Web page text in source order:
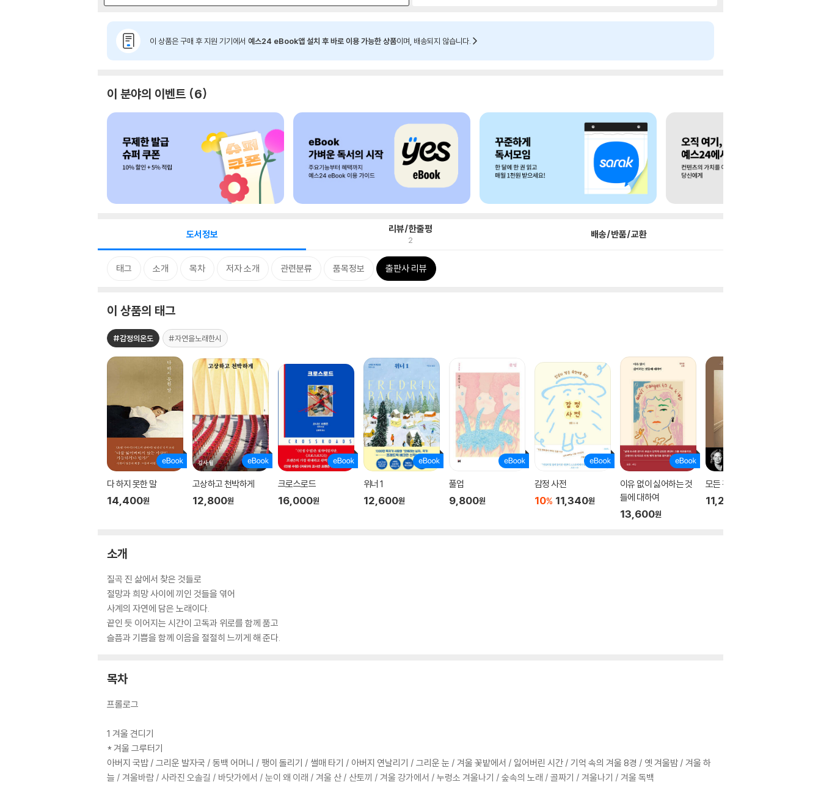
이 상품은 구매 후 지원 기기에서 예스24 eBook앱 설치 후 바로 이용 가능한 상품이며, 배송되지 않습니다.
이 분야의 이벤트 6
도서정보 리뷰/한줄평
2 배송/반품/교환
태그 소개 목차 저자 소개 관련분류 품목정보 출판사 리뷰
이 상품의 태그
#감정의온도 #자연을노래한시
다 하지 못한 말
14,400원
고상하고 천박하게
12,800원
크로스로드
16,000원
위너 1
12,600원
풀업
9,800원
감정 사전
10% 11,340원
이유 없이 싫어하는 것
들에 대하여
13,600원
모든 것을 본 남자
11,200
소개
질곡 진 삶에서 찾은 것들로
절망과 희망 사이에 끼인 것들을 엮어
사계의 자연에 담은 노래이다.
끝인 듯 이어지는 시간이 고독과 위로를 함께 품고
슬픔과 기쁨을 함께 이음을 절절히 느끼게 해 준다.
목차
프롤로그
1 겨울 견디기
* 겨울 그루터기
아버지 국밥 / 그리운 발자국 / 동백 어머니 / 팽이 돌리기 / 썰매 타기 / 아버지 연날리기 / 그리운 눈 / 겨울 꽃밭에서 / 잃어버린 시간 / 기억 속의 겨울 8경 / 옛 겨울밤 / 겨울 하
늘 / 겨울바람 / 사라진 오솔길 / 바닷가에서 / 눈이 왜 이래 / 겨울 산 / 산토끼 / 겨울 강가에서 / 누렁소 겨울나기 / 숲속의 노래 / 골짜기 / 겨울나기 / 겨울 독백